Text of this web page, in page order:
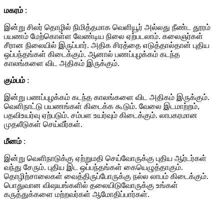
மகரம் :
இன்று சிலர் தொழில் நிமித்தமாக வெளியூர் அல்லது நீண்ட தூரம்
பயணம் மேற்கொள்ள வேண்டிய நிலை ஏற்படலாம். கலைஞர்கள்
சீரான நிலையில் இருப்பார். அதிக சிரத்தை எடுத்தால்தான் புதிய
ஒப்பந்தங்கள் கிடைக்கும். ஆனால் பணப்புழக்கம் கடந்த
காலங்களை விட அதிகம் இருக்கும்.
கும்பம் :
இன்று பணப்புழக்கம் கடந்த காலங்களை விட அதிகம் இருக்கும்.
வெளிநாட்டு பயணங்கள் கிடைக்க கூடும். வேலை இடமாற்றம்,
பதவிஉயர்வு ஏற்படும். சம்பள உயர்வும் கிடைக்கும். லாபகரமான
முதலீடுகள் செய்வீர்கள்.
மீனம் :
இன்று வெளிநாடுக்கு ஏற்றுமதி செய்வோருக்கு புதிய ஆர்டர்கள்
வந்து சேரும். புதிய இட ஒப்பந்தங்கள் கையெழுத்தாகும்.
தொழிற்சாலைகள் வைத்திருப்போருக்கு நல்ல லாபம் கிடைக்கும்.
பொதுவான விஷயங்களில் தலையிடுவோருக்கு உங்கள்
கருத்துக்களை மற்றவர்கள் ஆமோதிப்பார்கள்.